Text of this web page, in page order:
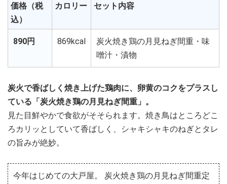
価格（税
込）
カロリー セット内容
890円 869kcal
炭火焼き鶏の月見ねぎ間重・味
噌汁・漬物
炭火で香ばしく焼き上げた鶏肉に、卵黄のコクをプラスし
ている「炭火焼き鶏の月見ねぎ間重」。
見た目鮮やかで食欲がそそられます。焼き鳥はところどこ
ろカリッとしていて香ばしく、シャキシャキのねぎとタレ
の旨みが絶妙。
今年はじめての大戸屋。 炭火焼き鶏の月見ねぎ間重定